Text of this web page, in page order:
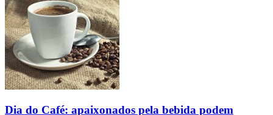
Dia do Café: apaixonados pela bebida podem